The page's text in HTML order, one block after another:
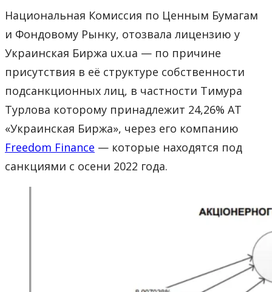
Национальная Комиссия по Ценным Бумагам
и Фондовому Рынку, отозвала лицензию у
Украинская Биржа ux.ua — по причине
присутствия в её структуре собственности
подсанкционных лиц, в частности Тимура
Турлова которому принадлежит 24,26% АТ
«Украинская Биржа», через его компанию
Freedom Finance — которые находятся под
санкциями с осени 2022 года.